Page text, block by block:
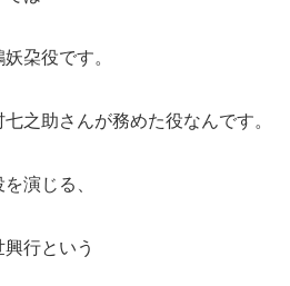
朶役です。
之助さんが務めた役なんです。
演じる、
行という